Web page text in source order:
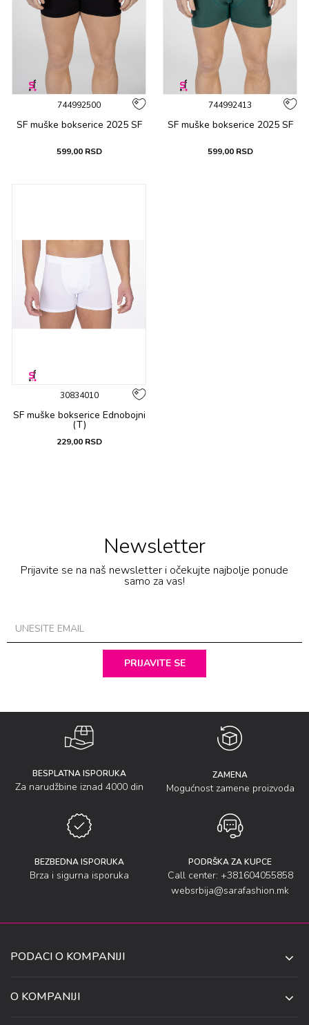
744992500
SF muške bоksеricе 2025 SF
599,00 RSD
744992413
SF muške bоksеricе 2025 SF
599,00 RSD
30834010
SF muške bоksеricе Ednobojni
(T)
229,00 RSD
Newsletter
Prijavite se na naš newsletter i očekujte najbolje ponude
samo za vas!
PRIJAVITE SE
BESPLATNA ISPORUKA
Za narudžbine iznad 4000 din
ZAMENA
Mogućnost zamene proizvoda
BEZBEDNA ISPORUKA
Brza i sigurna isporuka
PODRŠKA ZA KUPCE
Call center: +381604055858
websrbija@sarafashion.mk
PODACI O KOMPANIJI
O KOMPANIJI